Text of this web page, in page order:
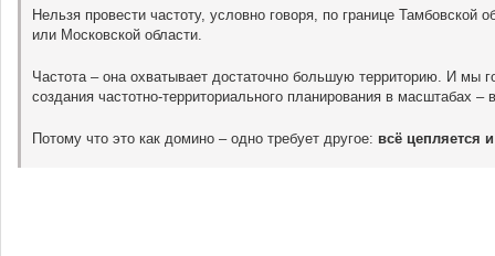
Нельзя провести частоту, условно говоря, по границе Тамбовской
или Московской области.
Частота – она охватывает достаточно большую территорию. И мы
создания частотно-территориального планирования в масштабах –
Потому что это как домино – одно требует другое: всё цепляется